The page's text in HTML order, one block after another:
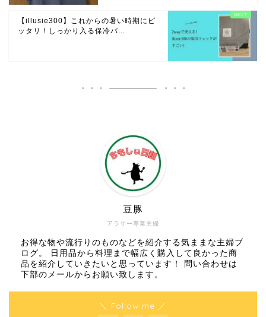
【illusie300】これからの暑い時期にピ
ッタリ！しっかり入る保冷バ...
アラサー専業主婦
豆豚
お得な物や流行りのものなどを紹介する気ままな主婦ブ
ログ。 日用品から料理まで幅広く購入して良かった商
品を紹介していきたいと思っています！ 問い合わせは
下部のメールからお願い致します。
＼ Follow me ／